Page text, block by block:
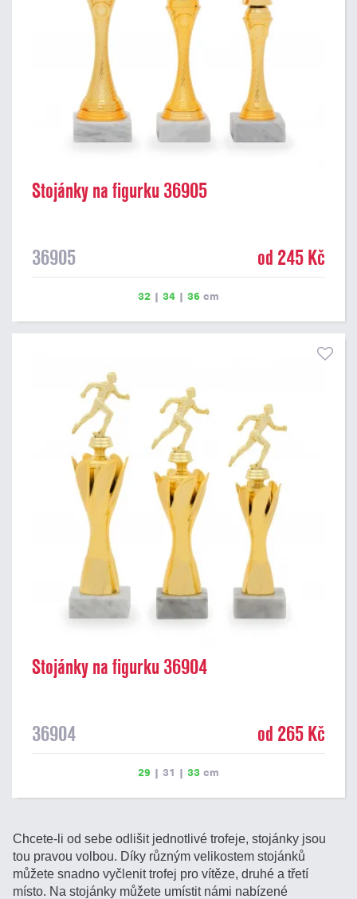
Stojánky na figurku 36905
36905 od 245 Kč
32 | 34 | 36 cm
Stojánky na figurku 36904
36904 od 265 Kč
29 | 31 | 33 cm
Chcete-li od sebe odlišit jednotlivé trofeje, stojánky jsou
tou pravou volbou. Díky různým velikostem stojánků
můžete snadno vyčlenit trofej pro vítěze, druhé a třetí
místo. Na stojánky můžete umístit námi nabízené